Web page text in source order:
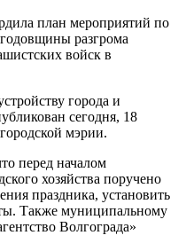
план мероприятий по
разгрома
войск в
города и
сегодня, 18
мэрии.
перед началом
хозяйства поручено
праздника, установить
Также муниципальному
Волгограда»